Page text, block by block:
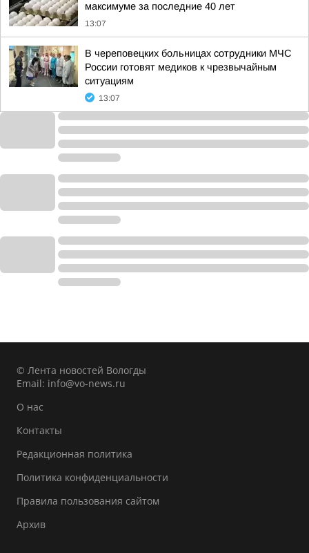
максимуме за последние 40 лет
13:07
В череповецких больницах сотрудники МЧС
России готовят медиков к чрезвычайным
ситуациям
13:07
© Лента новостей Вологды
Email: info@vo-news.ru
О нас
Контакты
Редакционная политика
Политика конфиденциальности
Правила пользования сайтом
Архив